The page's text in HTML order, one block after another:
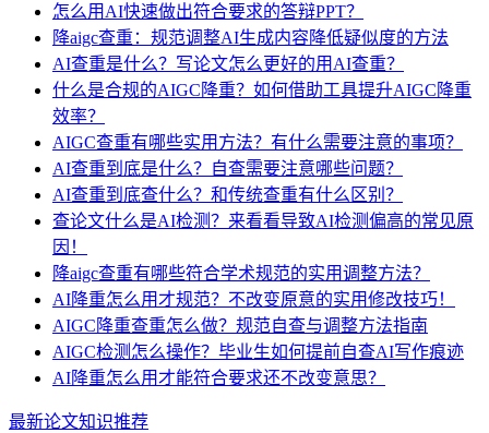
怎么用AI快速做出符合要求的答辩PPT？
降aigc查重：规范调整AI生成内容降低疑似度的方法
AI查重是什么？写论文怎么更好的用AI查重？
什么是合规的AIGC降重？如何借助工具提升AIGC降重
效率？
AIGC查重有哪些实用方法？有什么需要注意的事项？
AI查重到底是什么？自查需要注意哪些问题？
AI查重到底查什么？和传统查重有什么区别？
查论文什么是AI检测？来看看导致AI检测偏高的常见原
因！
降aigc查重有哪些符合学术规范的实用调整方法？
AI降重怎么用才规范？不改变原意的实用修改技巧！
AIGC降重查重怎么做？规范自查与调整方法指南
AIGC检测怎么操作？毕业生如何提前自查AI写作痕迹
AI降重怎么用才能符合要求还不改变意思？
最新论文知识推荐